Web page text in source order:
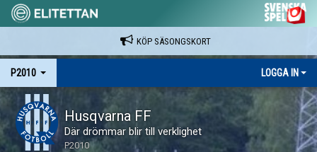
KÖP SÄSONGSKORT
P2010 LOGGA IN
Husqvarna FF
Där drömmar blir till verklighet
P2010